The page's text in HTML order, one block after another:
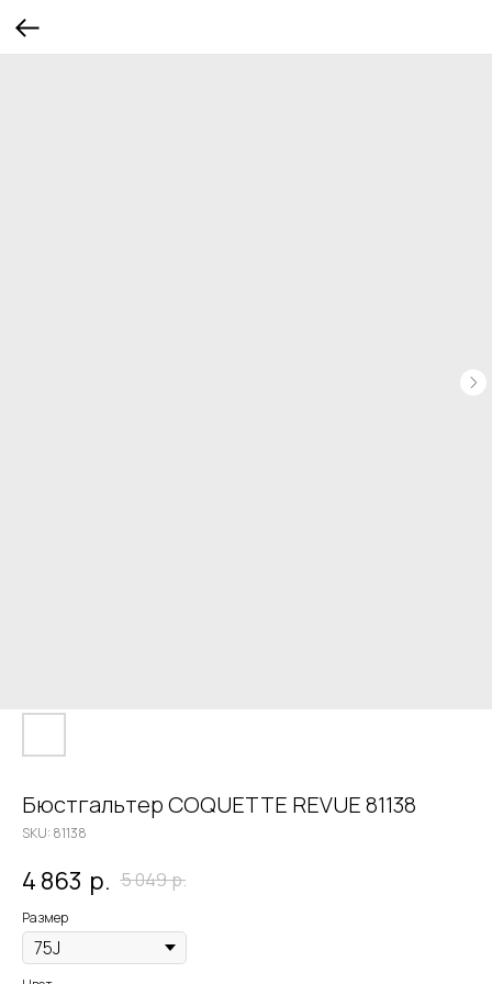
Бюстгальтер COQUETTE REVUE 81138
SKU: 81138
4 863 р. 5 049р.
Размер